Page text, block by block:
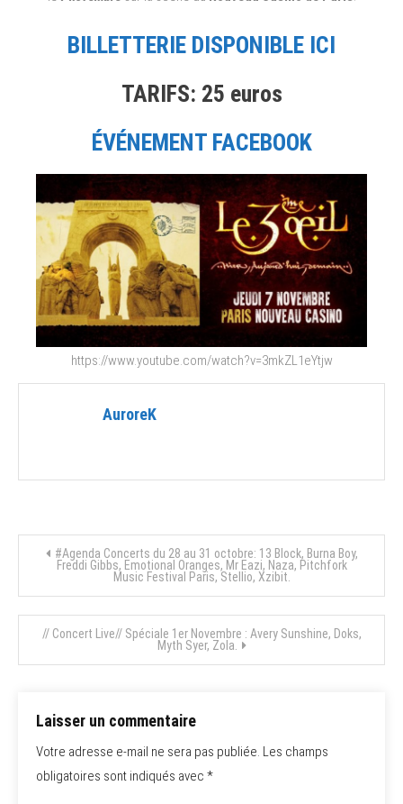
BILLETTERIE DISPONIBLE ICI
TARIFS: 25 euros
ÉVÉNEMENT FACEBOOK
https://www.youtube.com/watch?v=3mkZL1eYtjw
AuroreK
Navigation
de
l’article
#Agenda Concerts du 28 au 31 octobre: 13 Block, Burna Boy,
Freddi Gibbs, Emotional Oranges, Mr Eazi, Naza, Pitchfork
Music Festival Paris, Stellio, Xzibit.
// Concert Live// Spéciale 1er Novembre : Avery Sunshine, Doks,
Myth Syer, Zola.
Laisser un commentaire
Votre adresse e-mail ne sera pas publiée. Les champs
obligatoires sont indiqués avec *